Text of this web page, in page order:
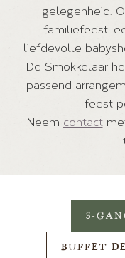
gelegenheid.
familiefeest,
liefdevolle
De Smokkelaar
passend
feest
Neem contact
3-
BUFFET